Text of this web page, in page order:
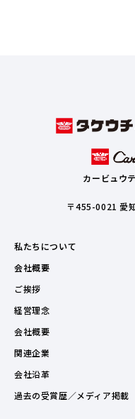
カービュウ
〒455-0021 愛
私たちについて
会社概要
ご挨拶
経営理念
会社概要
関連企業
会社沿革
過去の受賞歴／メディア掲載